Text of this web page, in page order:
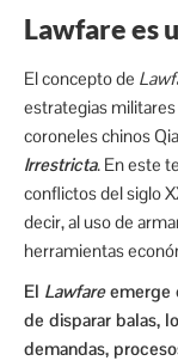
Lawfare es
El concepto de
estrategias
coroneles chinos
Irrestricta. En este
conflictos del siglo
decir, al uso de
herramientas
El Lawfareemerge
de disparar balas,
demandas,